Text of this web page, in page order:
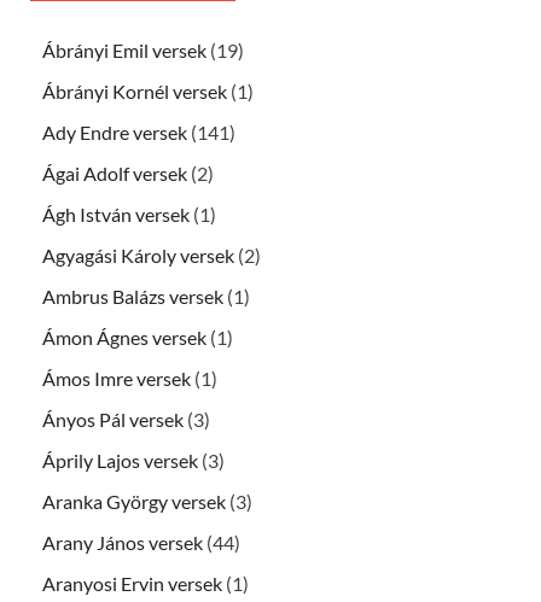
Ábrányi Emil versek (19)
Ábrányi Kornél versek (1)
Ady Endre versek (141)
Ágai Adolf versek (2)
Ágh István versek (1)
Agyagási Károly versek (2)
Ambrus Balázs versek (1)
Ámon Ágnes versek (1)
Ámos Imre versek (1)
Ányos Pál versek (3)
Áprily Lajos versek (3)
Aranka György versek (3)
Arany János versek (44)
Aranyosi Ervin versek (1)